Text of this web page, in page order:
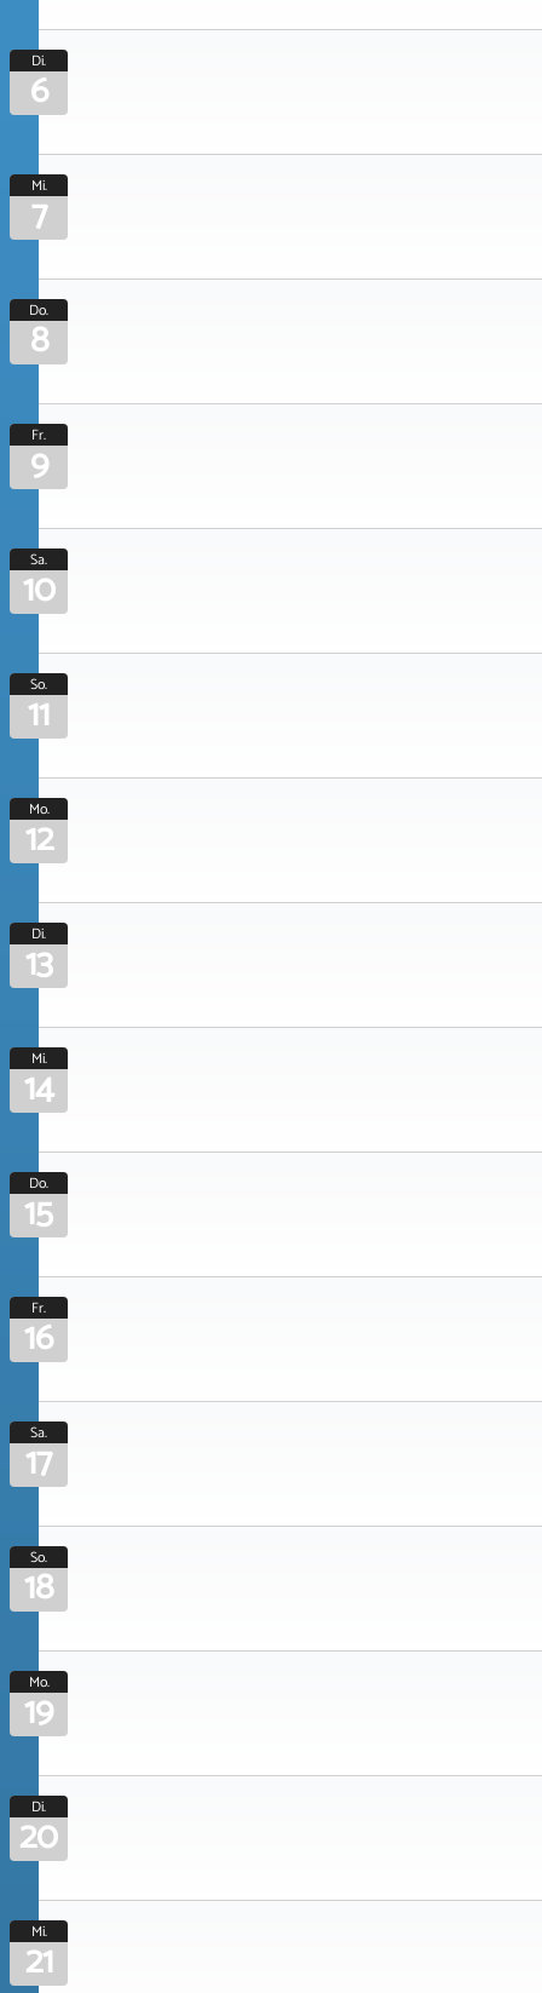
Di.
6
Mi.
7
Do.
8
Fr.
9
Sa.
10
So.
11
Mo.
12
Di.
13
Mi.
14
Do.
15
Fr.
16
Sa.
17
So.
18
Mo.
19
Di.
20
Mi.
21